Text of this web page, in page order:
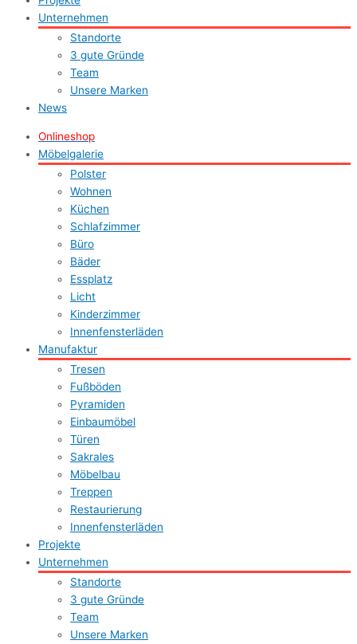
Unternehmen
Standorte
3 gute Gründe
Team
Unsere Marken
News
Onlineshop
Möbelgalerie
Polster
Wohnen
Küchen
Schlafzimmer
Büro
Bäder
Essplatz
Licht
Kinderzimmer
Innenfensterläden
Manufaktur
Tresen
Fußböden
Pyramiden
Einbaumöbel
Türen
Sakrales
Möbelbau
Treppen
Restaurierung
Innenfensterläden
Projekte
Unternehmen
Standorte
3 gute Gründe
Team
Unsere Marken